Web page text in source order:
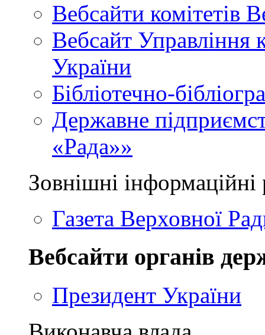
Вебсайти комітетів
Вебсайт Управління
України
Бібліотечно-
Державне
«Рада»»
Зовнішні інформаційні
Газета Верховної
Вебсайти органів
Президент України